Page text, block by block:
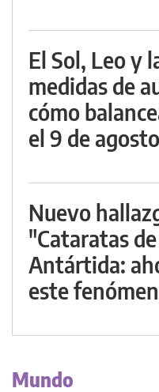
El Sol, Leo y
medidas de
cómo
el 9 de agosto
Nuevo
"Cataratas
Antártida:
este
Mundo